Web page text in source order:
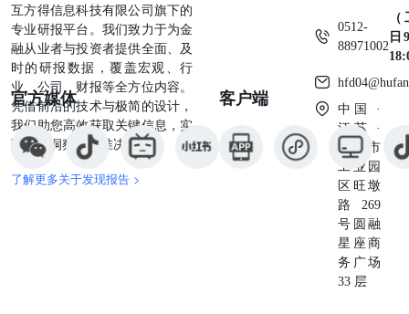
Web3产业布局。 宁德时代中期多赚33% 宁德时代(03750)公
布截至6月底止中期业绩，股东应占溢利305.12亿元(人民
币．下同)，按年升33.02%；每股盈利6.92元，每10股H股派
中期息11.04港元。期内，收入1788.86亿元，按年升
7.27%，主要由于动力电池需求持续增长所致。综合毛利率
25.02%，较2024年同期的23.45%上升1.57个百分点。 中石
化油服近36亿人民币中标管道工程 中石化油服(01033)公
布，全资子公司中石化石油工程建设中标国家石油天然气管
网集团长春-石家庄天然气管道工程(长岭-张家口段)施工总
承包第二、四、五标段项目，中标金额为35.97亿元人民
币，约占公司2024年营业收入的4.44%。该项目管道线路总
长约659公里，包含多个站场、阀室、定向钻、穿越等施工
工程，工期约487天，彰显公司在石油工程建设领域的专业
技术水平和施工管理能力。该公司称，目前相关方尚未正式
签署合同，项目仍存在不确定性，吁投资者注意投资风险。
互方得信息科技有限公司旗下的
专业研报平台。我们致力于为金
融从业者与投资者提供全面、及
时的研报数据，覆盖宏观、行
业、公司、财报等全方位内容。
凭借前沿的技术与极简的设计，
我们助您高效获取关键信息，实
现深度洞察与精准决策。
了解更多关于发现报告 >
官方媒体 客户端
0512-
88971002
日
中国 ·
江苏 ·
苏州市
工业园
区旺墩
路269
号圆融
星座商
务广场
33 层